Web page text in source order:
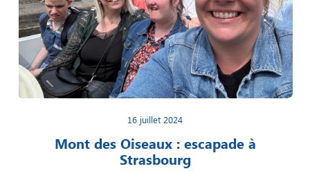
16 juillet 2024
Mont des Oiseaux : escapade à
Strasbourg